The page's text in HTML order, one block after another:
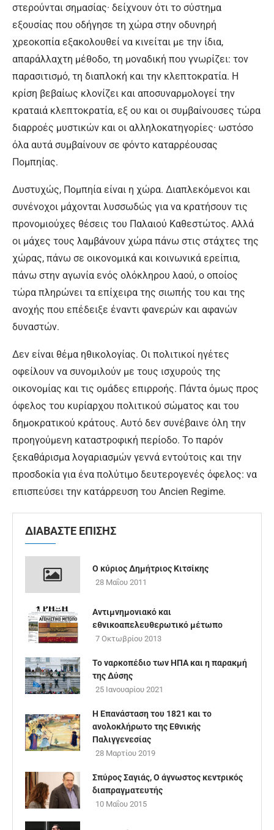
στερούνται σημασίας· δείχνουν ότι το σύστημα
εξουσίας που οδήγησε τη χώρα στην οδυνηρή
χρεοκοπία εξακολουθεί να κινείται με την ίδια,
απαράλλαχτη μέθοδο, τη μοναδική που γνωρίζει: τον
παρασιτισμό, τη διαπλοκή και την κλεπτοκρατία. Η
κρίση βεβαίως κλονίζει και αποσυναρμολογεί την
κραταιά κλεπτοκρατία, εξ ου και οι συμβαίνουσες τώρα
διαρροές μυστικών και οι αλληλοκατηγορίες· ωστόσο
όλα αυτά συμβαίνουν σε φόντο καταρρέουσας
Πομπηίας.
Δυστυχώς, Πομπηία είναι η χώρα. Διαπλεκόμενοι και
συνένοχοι μάχονται λυσσωδώς για να κρατήσουν τις
προνομιούχες θέσεις του Παλαιού Καθεστώτος. Αλλά
οι μάχες τους λαμβάνουν χώρα πάνω στις στάχτες της
χώρας, πάνω σε οικονομικά και κοινωνικά ερείπια,
πάνω στην αγωνία ενός ολόκληρου λαού, ο οποίος
τώρα πληρώνει τα επίχειρα της σιωπής του και της
ανοχής που επέδειξε έναντι φανερών και αφανών
δυναστών.
Δεν είναι θέμα ηθικολογίας. Οι πολιτικοί ηγέτες
οφείλουν να συνομιλούν με τους ισχυρούς της
οικονομίας και τις ομάδες επιρροής. Πάντα όμως προς
όφελος του κυρίαρχου πολιτικού σώματος και του
δημοκρατικού κράτους. Αυτό δεν συνέβαινε όλη την
προηγούμενη καταστροφική περίοδο. Το παρόν
ξεκαθάρισμα λογαριασμών γεννά εντούτοις και την
προσδοκία για ένα πολύτιμο δευτερογενές όφελος: να
επισπεύσει την κατάρρευση του Ancien Regime.
ΔΙΑΒΑΣΤΕ ΕΠΙΣΗΣ
Ο κύριος Δημήτριος Κιτσίκης
28 Μαΐου 2011
Αντιμνημονιακό και
εθνικοαπελευθερωτικό μέτωπο
7 Οκτωβρίου 2013
Το ναρκοπέδιο των ΗΠΑ και η παρακμή
της Δύσης
25 Ιανουαρίου 2021
Η Επανάσταση του 1821 και το
ανολοκλήρωτο της Εθνικής
Παλιγγενεσίας
28 Μαρτίου 2019
Σπύρος Σαγιάς, Ο άγνωστος κεντρικός
διαπραγματευτής
10 Μαΐου 2015